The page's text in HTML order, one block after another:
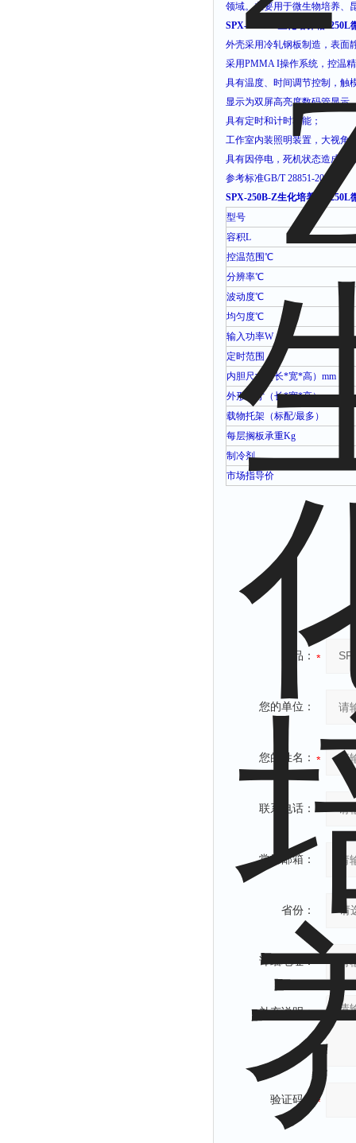
领域。主要用于微生物培养、
SPX-250B-Z生化培养箱 250L
外壳采用冷轧钢板制造，表面
采用PMMA I操作系统，控温
具有温度、时间调节控制，触
显示为双屏高亮度数码管显示
具有定时和计时功能；
工作室内装照明装置，大视角
具有因停电，死机状态造成数
参考标准GB/T 28851-2012
SPX-250B-Z生化培养箱 250L
型号
容积L
控温范围℃
分辨率℃
波动度℃
均匀度℃
输入功率W
定时范围
内胆尺寸（长*宽*高） mm
外形尺寸（长*宽*高）mm
载物托架（标配/最多）
每层搁板承重Kg
制冷剂
市场指导价
产品：
您的单位：
您的姓名：
联系电话：
常用邮箱：
省份：
详细地址：
补充说明：
验证码：